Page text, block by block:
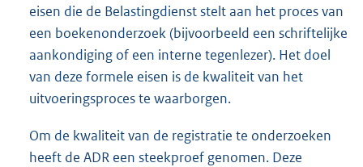
eisen die de Belastingdienst stelt aan het proces van
een boekenonderzoek (bijvoorbeeld een schriftelijke
aankondiging of een interne tegenlezer). Het doel
van deze formele eisen is de kwaliteit van het
uitvoeringsproces te waarborgen.
Om de kwaliteit van de registratie te onderzoeken
heeft de ADR een steekproef genomen. Deze